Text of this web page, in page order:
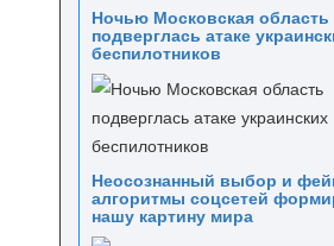
Ночью Московская область
подверглась атаке
беспилотников
Неосознанный выбор и
алгоритмы соцсетей
нашу картину мира